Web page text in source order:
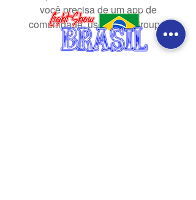
você precisa de um app de
comunidade, use o Wix Groups.